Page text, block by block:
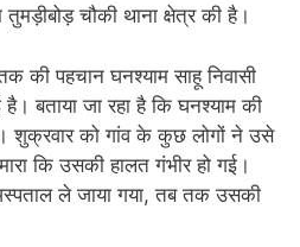
चौकी थाना क्षेत्र की है।
की पहचान घनश्याम साहू निवासी
बताया जा रहा है कि घनश्याम की
शुक्रवार को गांव के कुछ लोगों ने उसे
कि उसकी हालत गंभीर हो गई।
ले जाया गया, तब तक उसकी